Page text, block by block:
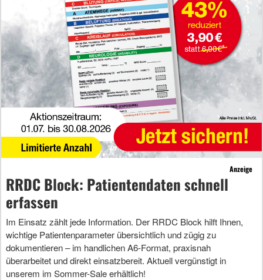
Anzeige
RRDC Block: Patientendaten schnell
erfassen
Im Einsatz zählt jede Information. Der RRDC Block hilft Ihnen,
wichtige Patientenparameter übersichtlich und zügig zu
dokumentieren – im handlichen A6-Format, praxisnah
überarbeitet und direkt einsatzbereit. Aktuell vergünstigt in
unserem im Sommer-Sale erhältlich!